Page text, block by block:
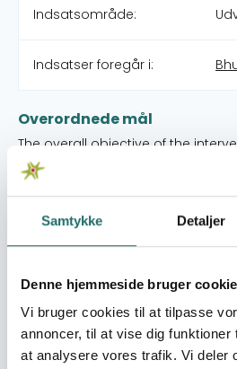
Samtykke Detaljer
Denne hjemmeside bruger
Vi bruger cookies til at tilpasse
annoncer, til at vise dig
at analysere vores trafik. Vi deler
Indsatsområde:
Indsatser foregår i:
Overordnede mål
The overall objective of the
towards Bhutan’s vision of going
fostering environmentally,
integrating the principles of
and ecosystem management
Umiddelbare mål
Obj. 1) Develop a participatory
extension method for the